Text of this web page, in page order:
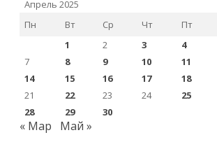
Апрель 2025
Пн
Вт Ср Чт Пт
1
2 3 4
7
8 9 10 11
14
15 16 17 18
21
22 23 24 25
28
29 30
« Мар Май »